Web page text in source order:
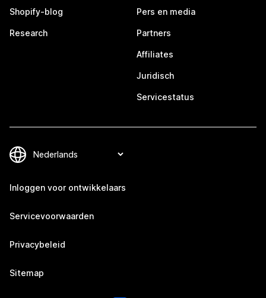
Shopify-blog
Research
Pers en media
Partners
Affiliates
Juridisch
Servicestatus
Inloggen voor ontwikkelaars
Servicevoorwaarden
Privacybeleid
Sitemap